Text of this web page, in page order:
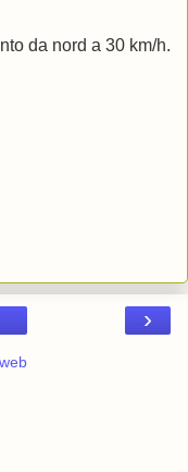
da nord a 30 km/h.
›